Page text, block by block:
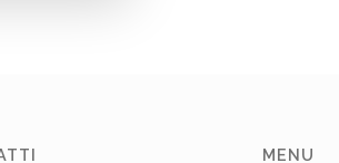
MENU